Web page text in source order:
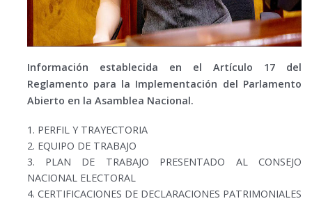
Información establecida en el Artículo 17 del
Reglamento para la Implementación del Parlamento
Abierto en la Asamblea Nacional.
1. PERFIL Y TRAYECTORIA
2. EQUIPO DE TRABAJO
3. PLAN DE TRABAJO PRESENTADO AL CONSEJO
NACIONAL ELECTORAL
4. CERTIFICACIONES DE DECLARACIONES PATRIMONIALES